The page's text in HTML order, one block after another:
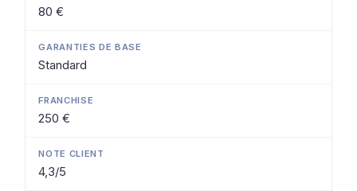
80 €
Standard
250 €
4,3/5